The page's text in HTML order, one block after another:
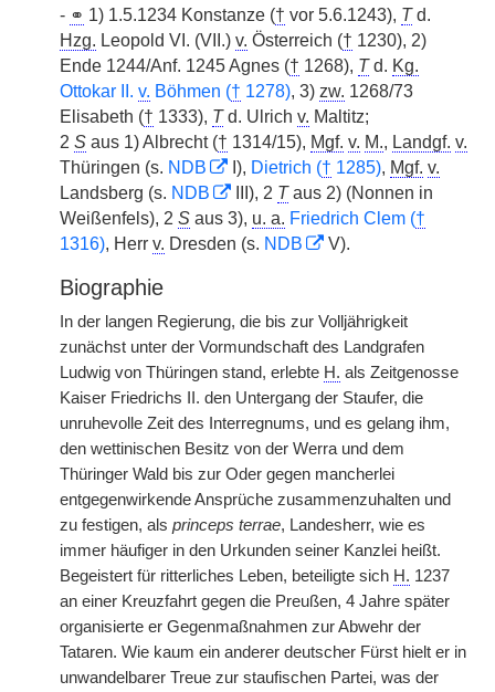
- ⚭ 1) 1.5.1234 Konstanze († vor 5.6.1243), Td.
Hzg. Leopold VI. (VII.) v. Österreich († 1230), 2)
Ende 1244/Anf. 1245 Agnes († 1268), Td. Kg.
Ottokar II. v. Böhmen († 1278), 3) zw. 1268/73
Elisabeth († 1333), Td. Ulrich v. Maltitz;
2 S aus 1) Albrecht († 1314/15), Mgf. v. M., Landgf. v.
Thüringen (s. NDB I), Dietrich († 1285), Mgf. v.
Landsberg (s. NDB III), 2 Taus 2) (Nonnen in
Weißenfels), 2 S aus 3), u. a. Friedrich Clem (†
1316), Herr v. Dresden (s. NDB V).
Biographie
In der langen Regierung, die bis zur Volljährigkeit
zunächst unter der Vormundschaft des Landgrafen
Ludwig von Thüringen stand, erlebte H. als Zeitgenosse
Kaiser Friedrichs II. den Untergang der Staufer, die
unruhevolle Zeit des Interregnums, und es gelang ihm,
den wettinischen Besitz von der Werra und dem
Thüringer Wald bis zur Oder gegen mancherlei
entgegenwirkende Ansprüche zusammenzuhalten und
zu festigen, als princeps terrae, Landesherr, wie es
immer häufiger in den Urkunden seiner Kanzlei heißt.
Begeistert für ritterliches Leben, beteiligte sich H. 1237
an einer Kreuzfahrt gegen die Preußen, 4 Jahre später
organisierte er Gegenmaßnahmen zur Abwehr der
Tataren. Wie kaum ein anderer deutscher Fürst hielt er in
unwandelbarer Treue zur staufischen Partei, was der